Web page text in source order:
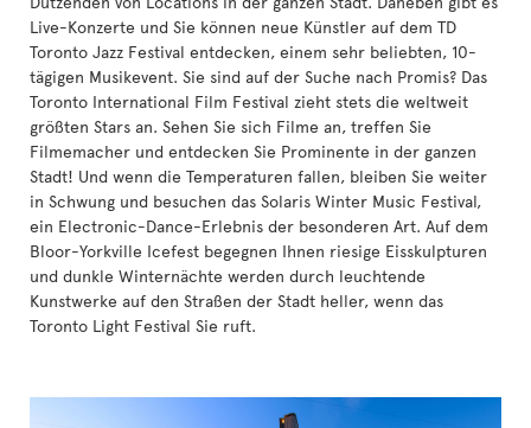
Live-Konzerte und Sie können neue Künstler auf dem TD
Toronto Jazz Festival entdecken, einem sehr beliebten, 10-
tägigen Musikevent. Sie sind auf der Suche nach Promis? Das
Toronto International Film Festival zieht stets die weltweit
größten Stars an. Sehen Sie sich Filme an, treffen Sie
Filmemacher und entdecken Sie Prominente in der ganzen
Stadt! Und wenn die Temperaturen fallen, bleiben Sie weiter
in Schwung und besuchen das Solaris Winter Music Festival,
ein Electronic-Dance-Erlebnis der besonderen Art. Auf dem
Bloor-Yorkville Icefest begegnen Ihnen riesige Eisskulpturen
und dunkle Winternächte werden durch leuchtende
Kunstwerke auf den Straßen der Stadt heller, wenn das
Toronto Light Festival Sie ruft.